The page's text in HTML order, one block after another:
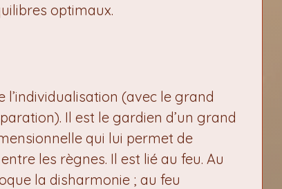
optimaux.
(avec le grand
Il est le gardien d’un grand
qui lui permet de
les règnes. Il est lié au feu. Au
la disharmonie ; au feu